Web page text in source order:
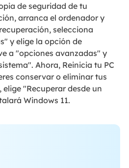
de seguridad de tu
arranca el ordenador y
selecciona
y elige la opción de
a "opciones avanzadas" y
Ahora, Reinicia tu PC
conservar o eliminar tus
"Recuperar desde un
Windows 11.